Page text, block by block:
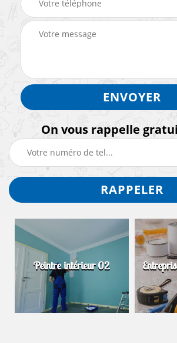
On vous rappelle
Peintre intérieur 02